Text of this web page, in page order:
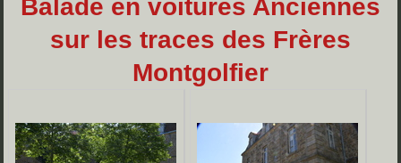
Balade en voitures Anciennes
sur les traces des Frères
Montgolfier